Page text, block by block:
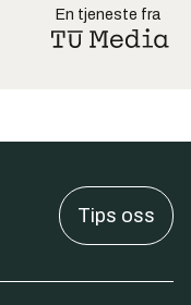
En tjeneste fra
Tips oss